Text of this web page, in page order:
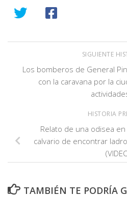
SIGUIENTE
Los bomberos de General
con la caravana por la
HISTORIA
Relato de una odisea
calvario de encontrar
TAMBIÉN TE PODRÍA